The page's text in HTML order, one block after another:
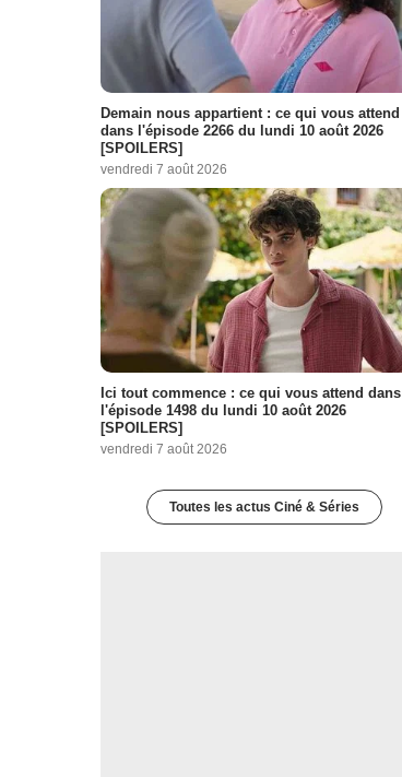
Demain nous appartient : ce qui vous attend
dans l'épisode 2266 du lundi 10 août 2026
[SPOILERS]
vendredi 7 août 2026
Ici tout commence : ce qui vous attend dans
l'épisode 1498 du lundi 10 août 2026
[SPOILERS]
vendredi 7 août 2026
Toutes les actus Ciné & Séries